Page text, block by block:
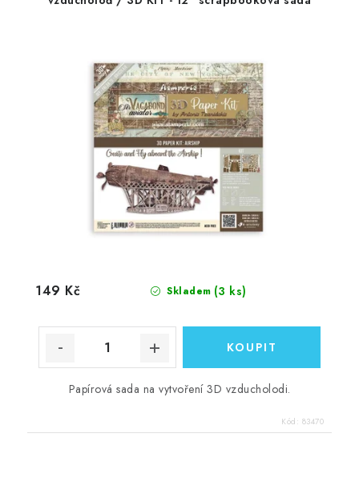
Skladem (3 ks)
149 Kč
Papírová sada na vytvoření 3D vzducholodi.
Kód: 83470